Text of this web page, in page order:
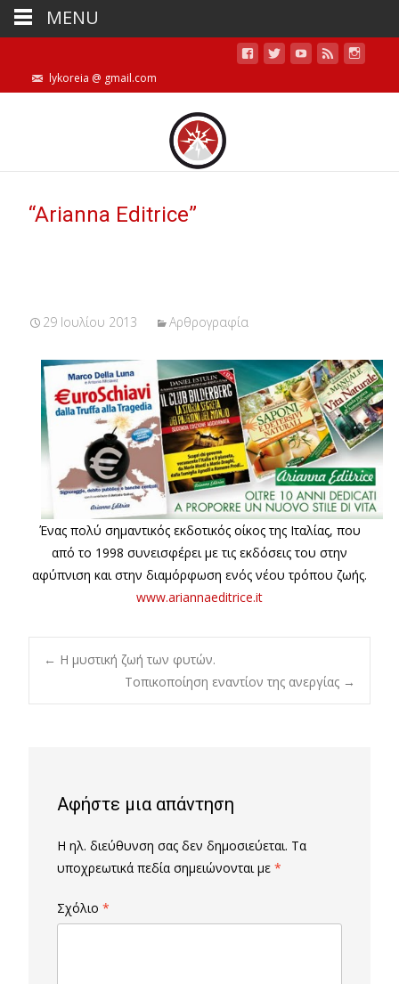
lykoreia @ gmail.com
“Arianna Editrice”
29 Ιουλίου 2013 Αρθρογραφία
Ένας πολύ σημαντικός εκδοτικός οίκος της Ιταλίας, που
από το 1998 συνεισφέρει με τις εκδόσεις του στην
αφύπνιση και στην διαμόρφωση ενός νέου τρόπου ζωής.
www.ariannaeditrice.it
Post
← Η μυστική ζωή των φυτών.
Τοπικοποίηση εναντίον της ανεργίας →
Αφήστε μια απάντηση
Η ηλ. διεύθυνση σας δεν δημοσιεύεται. Τα
υποχρεωτικά πεδία σημειώνονται με *
Σχόλιο *
MENU